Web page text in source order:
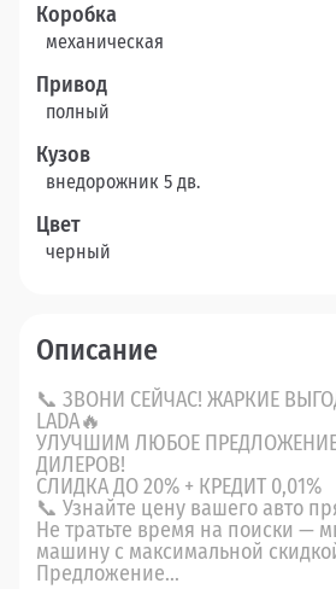
Коробка
механическая
Привод
полный
Кузов
внедорожник 5 дв.
Цвет
черный
Описание
📞 ЗВОНИ СЕЙЧАС! ЖАРКИЕ
LADA🔥
УЛУЧШИМ ЛЮБОЕ
ДИЛЕРОВ!
СЛИДКА ДО 20% + КРЕДИТ 0,01%
📞 Узнайте цену вашего авто
Не тратьте время на поиски —
машину с максимальной
Предложение...